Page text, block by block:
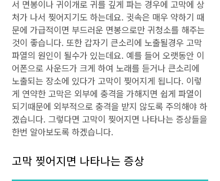
서 면봉이나 귀이개로 귀를 깊게 파는 경우에 고막에 상
처가 나서 찢어지기도 하는데요. 귓속은 매우 약하기 때
문에 가급적이면 부드러운 면봉으로만 귀청소를 해주는
것이 좋습니다. 또한 갑자기 큰소리에 노출될경우 고막
파열의 원인이 될수가 있는데요. 예를 들어 오랫동안 이
어폰으로 사운드가 크게 하여 노래를 듣거나 큰소리에
노출되는 장소에 있다가 고막이 찢어지게 됩니다. 이렇
게 연약한 고막은 외부에 충격을 가해지면 쉽게 파열이
되기때문에 외부적으로 충격을 받지 않도록 주의해야 하
겠습니다. 그렇다면 고막이 찢어지면 나타나는 증상들을
한번 알아보도록 하겠습니다.
고막 찢어지면 나타나는 증상